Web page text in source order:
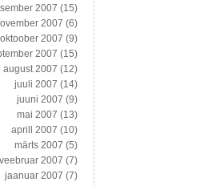
2007 (15)
2007 (6)
oktoober 2007 (9)
2007 (15)
august 2007 (12)
juuli 2007 (14)
juuni 2007 (9)
mai 2007 (13)
aprill 2007 (10)
märts 2007 (5)
veebruar 2007 (7)
jaanuar 2007 (7)